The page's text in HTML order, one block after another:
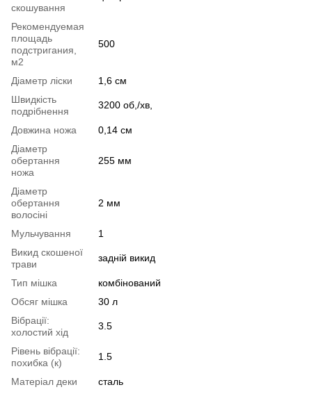
скошування
Рекомендуемая
площадь
подстригания,
м2
500
Діаметр ліски
1,6 см
Швидкість
подрібнення
3200 об,/хв,
Довжина ножа
0,14 см
Діаметр
обертання
ножа
255 мм
Діаметр
обертання
волосіні
2 мм
Мульчування
1
Викид скошеної
трави
задній викид
Тип мішка
комбінований
Обсяг мішка
30 л
Вібрації:
холостий хід
3.5
Рівень вібрації:
похибка (к)
1.5
Матеріал деки
сталь